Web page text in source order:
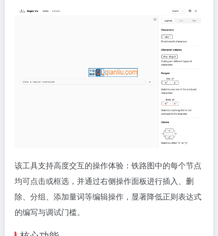
该工具支持高度交互的操作体验：铁路图中的每个节点
均可点击或框选，并通过右侧操作面板进行插入、删
除、分组、添加量词等编辑操作，显著降低正则表达式
的编写与调试门槛。